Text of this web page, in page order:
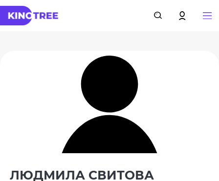
ЛЮДМИЛА СВИТОВА